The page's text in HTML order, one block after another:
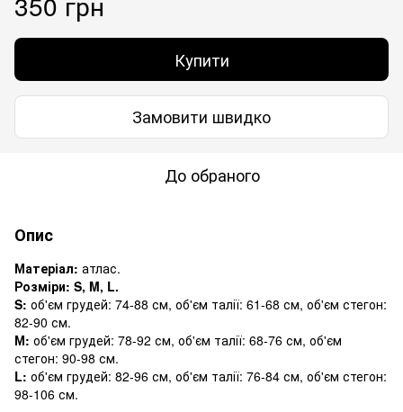
Купити
Замовити швидко
До обраного
Опис
Матеріал: атлас.
Розміри: S, M, L.
S: об'єм грудей: 74-88 см, об'єм талії: 61-68 см, об'єм стегон:
82-90 см.
М: об'єм грудей: 78-92 см, об'єм талії: 68-76 см, об'єм
стегон: 90-98 см.
L: об'єм грудей: 82-96 см, об'єм талії: 76-84 см, об'єм стегон:
98-106 см.